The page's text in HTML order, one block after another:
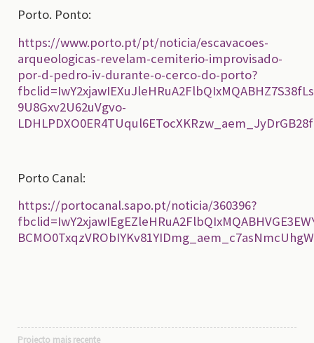
Porto. Ponto:
https://www.porto.pt/pt/noticia/escavacoes-
arqueologicas-revelam-cemiterio-improvisado-
por-d-pedro-iv-durante-o-cerco-do-porto?
9U8Gxv2U62uVgvo-
Porto Canal:
https://portocanal.sapo.pt/noticia/360396?
Projecto mais recente